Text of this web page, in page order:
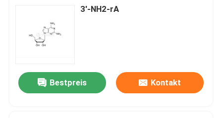
3'-NH2-rA
Bestpreis Kontakt